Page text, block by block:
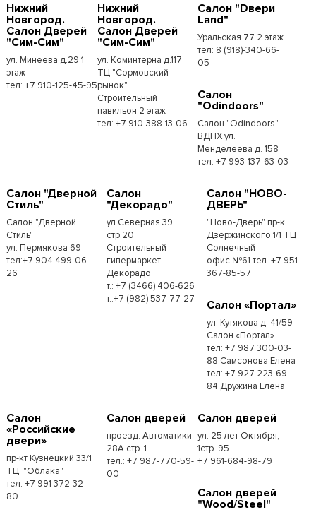
Нижний
Новгород.
Салон Дверей
"Сим-Сим"
ул. Минеева д.29 1
этаж
тел: +7 910-125-45-95
Нижний
Новгород.
Салон Дверей
"Сим-Сим"
ул. Коминтерна д.117
ТЦ "Сормовский
рынок"
Строительный
павильон 2 этаж
тел: +7 910-388-13-06
Салон "Dвери
Land"
Уральская 77 2 этаж
тел: 8 (918)-340-66-
05
Салон
"Odindoors"
Салон "Odindoors"
ВДНХ ул.
Менделеева д. 158
тел: +7 993-137-63-03
Салон "Дверной
Стиль"
Салон "Дверной
Стиль"
ул. Пермякова 69
тел:+7 904 499-06-
26
Салон
"Декорадо"
ул.Северная 39
стр.20
Строительный
гипермаркет
Декорадо
т.: +7 (3466) 406-626
т.:+7 (982) 537-77-27
Салон "НОВО-
ДВЕРЬ"
"Ново-Дверь" пр-к.
Дзержинского 1/1 ТЦ
Солнечный
офис №61 тел. +7 951
367-85-57
Салон «Портал»
ул. Кутякова д. 41/59
Салон «Портал»
тел: +7 987 300-03-
88 Самсонова Елена
тел: +7 927 223-69-
84 Дружина Елена
Салон
«Российские
двери»
пр-кт Кузнецкий 33/1
ТЦ. "Облака"
тел: +7 991 372-32-
80
Салон дверей
проезд. Автоматики
28А стр. 1
тел.: +7 987-770-59-
00
Салон дверей
ул. 25 лет Октября,
1стр. 95
+7 961-684-98-79
Салон дверей
"Wood/Steel"